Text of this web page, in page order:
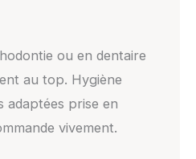
ou en dentaire
au top. Hygiène
adaptées prise en
vivement.